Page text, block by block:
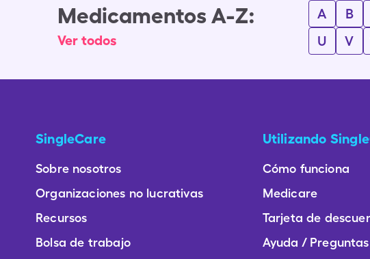
Medicamentos A-Z:
Ver todos
A B
U
V
SingleCare
Sobre nosotros
Organizaciones no lucrativas
Recursos
Bolsa de trabajo
Utilizando
Cómo funciona
Medicare
Tarjeta de
Ayuda /